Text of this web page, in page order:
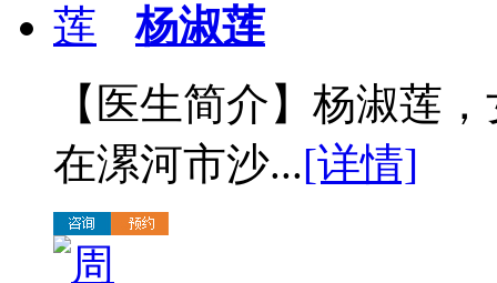
杨淑莲
【医生简介】杨淑莲
在漯河市沙...[详情]